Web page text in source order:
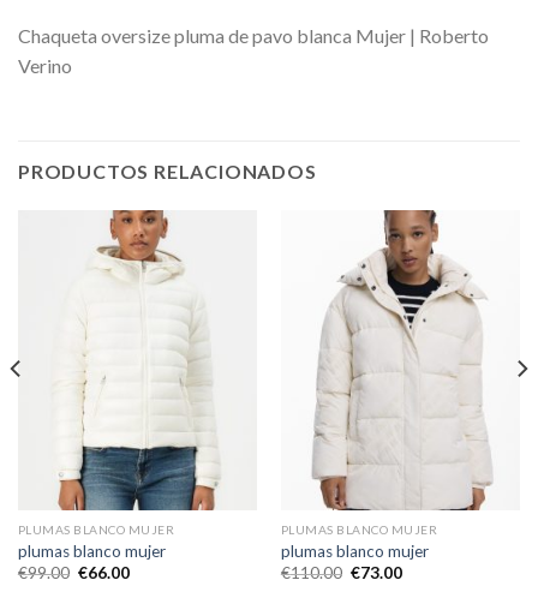
Chaqueta oversize pluma de pavo blanca Mujer | Roberto
Verino
PRODUCTOS RELACIONADOS
PLUMAS BLANCO MUJER
plumas blanco mujer
€99.00 €66.00
PLUMAS BLANCO MUJER
plumas blanco mujer
€110.00 €73.00